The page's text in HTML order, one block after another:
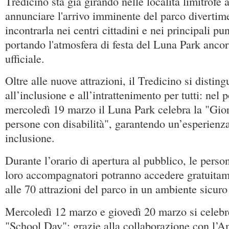
annunciare l'arrivo imminente del parco
incontrarla nei centri cittadini e nei principali
portando l'atmosfera di festa del Luna Park
ufficiale.
Oltre alle nuove attrazioni, il Tredicino si
all’inclusione e all’intrattenimento per tutti: nel
mercoledì 19 marzo il Luna Park celebra la
persone con disabilità", garantendo
inclusione.
Durante l’orario di apertura al pubblico, le
loro accompagnatori potranno accedere
alle 70 attrazioni del parco in un ambiente
Mercoledì 12 marzo e giovedì 20 marzo si
"School Day": grazie alla collaborazione con